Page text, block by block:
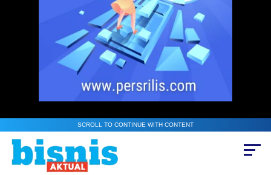
SCROLL TO CONTINUE WITH CONTENT